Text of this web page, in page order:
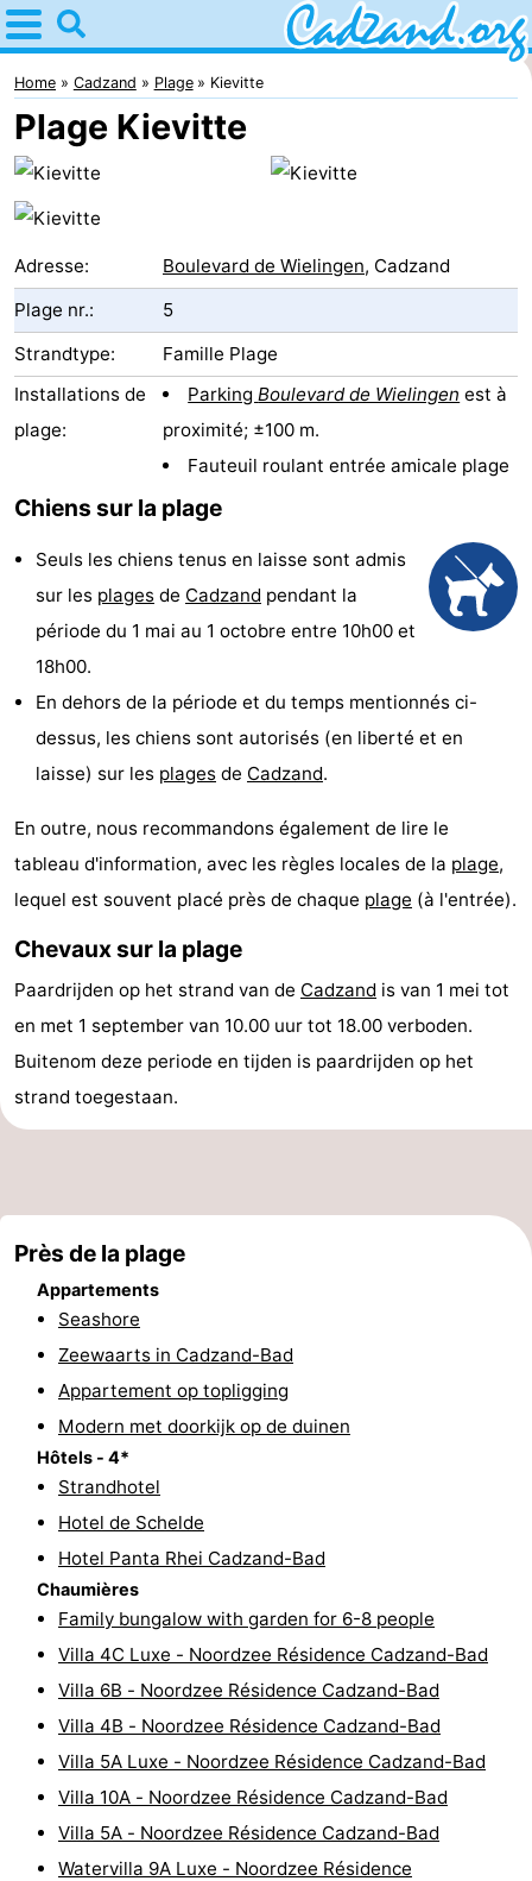
Home
Cadzand
Astuces
Avec
enfants
la
nuit
Appartements
Campings
Chaumières
Bad
Meersee
-
Beach
Nieuwvliet-
-
Meulinge
EuroParcs
Noordzee
Résidence
Bad
Resort
Bad
-
Strand
Resort
Nieuwvliet-
Bad
-
Waterdunen
-
Zonneweelde
Zwinhoeve
Hôtels
Voir
faire
Lieux
d'intérêt
Musées
Monuments
Moulins
Points
vue
Attractions
Croisières
Terrains
Aires
Bowling
Home Cadzand Plage Kievitte
Plage Kievitte
Adresse: Boulevard de Wielingen, Cadzand
Plage nr.:
5
Strandtype:
Famille Plage
Installations de
plage:
ParkingBoulevard de Wielingen est à
proximité; ±100 m.
Fauteuil roulant entrée amicale plage
Chiens sur la plage
Seuls les chiens tenus en laisse sont admis
sur les plages de Cadzand pendant la
période du 1 mai au 1 octobre entre 10h00 et
18h00.
En dehors de la période et du temps mentionnés ci-
dessus, les chiens sont autorisés (en liberté et en
laisse) sur les plages de Cadzand.
En outre, nous recommandons également de lire le
tableau d'information, avec les règles locales de la plage,
lequel est souvent placé près de chaque plage (à l'entrée).
Chevaux sur la plage
Paardrijden op het strand van de Cadzand is van 1 mei tot
en met 1 september van 10.00 uur tot 18.00 verboden.
Buitenom deze periode en tijden is paardrijden op het
strand toegestaan.
Près de la plage
Appartements
Seashore
Zeewaarts in Cadzand-Bad
Appartement op topligging
Modern met doorkijk op de duinen
Hôtels - 4*
Strandhotel
Hotel de Schelde
Hotel Panta Rhei Cadzand-Bad
Chaumières
Family bungalow with garden for 6-8 people
Villa 4C Luxe - Noordzee Résidence Cadzand-Bad
Villa 6B - Noordzee Résidence Cadzand-Bad
Villa 4B - Noordzee Résidence Cadzand-Bad
Villa 5A Luxe - Noordzee Résidence Cadzand-Bad
Villa 10A - Noordzee Résidence Cadzand-Bad
Villa 5A - Noordzee Résidence Cadzand-Bad
Watervilla 9A Luxe - Noordzee Résidence